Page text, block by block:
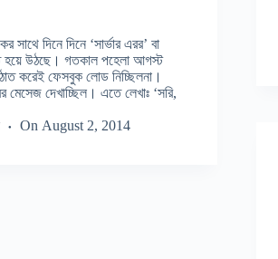
সাথে দিনে দিনে ‘সার্ভার এরর’ বা
হয়ে উঠছে। গতকাল পহেলা আগস্ট
করেই ফেসবুক লোড নিচ্ছিলনা।
দেখাচ্ছিল। এতে লেখাঃ ‘সরি,
On August 2, 2014